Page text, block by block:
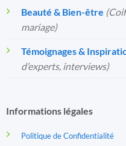
Beauté & Bien-être
mariage)
Témoignages &
d’experts, interviews)
Informations légales
Politique de Confidentialité